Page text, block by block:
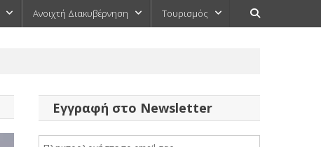
Ανοιχτή Διακυβέρνηση Τουρισμός
Εγγραφή στο Newsletter